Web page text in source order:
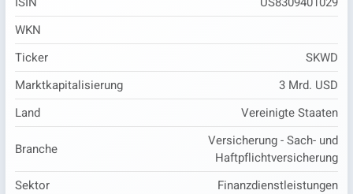
WKN
Ticker
SKWD
Marktkapitalisierung
3 Mrd. USD
Land
Vereinigte Staaten
Branche
Versicherung - Sach- und
Haftpflichtversicherung
Sektor
Finanzdienstleistungen